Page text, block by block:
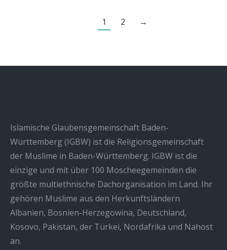
1 2 →
Islamische Glaubensgemeinschaft Baden-
Württemberg (IGBW) ist die Religionsgemeinschaft
der Muslime in Baden-Württemberg. IGBW ist die
einzige und mit über 100 Moscheegemeinden die
größte multiethnische Dachorganisation im Land. Ihr
gehören Muslime aus den Herkunftsländern
Albanien, Bosnien-Herzegowina, Deutschland,
Kosovo, Pakistan, der Türkei, Nordafrika und Nahost
an.